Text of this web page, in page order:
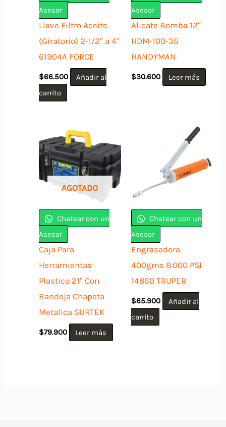
Asesor
Llave Filtro Aceite
(Giratorio) 2-1/2″ a 4″
61904A FORCE
$66.500
Añadir al
carrito
Asesor
Alicate Bomba 12″
HDM-100-35
HANDYMAN
$30.600 Leer más
AGOTADO
Chatear con un
Asesor
Caja Para
Herramientas
Plastico 21″ Con
Bandeja Chapeta
Metalica SURTEK
$79.900 Leer más
Chatear con un
Asesor
Engrasadora
400gms 8.000 PSI
14860 TRUPER
$65.900
Añadir al
carrito